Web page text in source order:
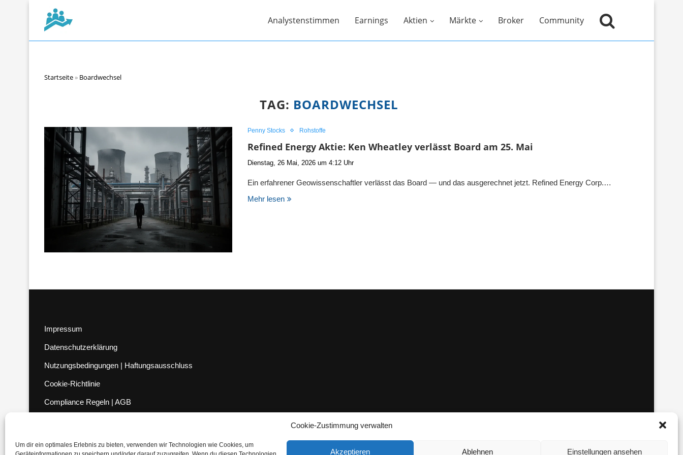
Cookie-Zustimmung verwalten
Um dir ein optimales Erlebnis zu bieten, verwenden wir Technologien wie Cookies, um
Akzeptieren Ablehnen Einstellungen ansehen
Analystenstimmen Earnings Aktien Märkte Broker Community
Startseite» Boardwechsel
TAG: BOARDWECHSEL
Penny Stocks Rohstoffe
Refined Energy Aktie: Ken Wheatley verlässt Board am 25. Mai
Dienstag, 26 Mai, 2026 um 4:12 Uhr
Ein erfahrener Geowissenschaftler verlässt das Board — und das ausgerechnet jetzt. Refined Energy Corp.…
Mehr lesen
Impressum
Datenschutzerklärung
Nutzungsbedingungen | Haftungsausschluss
Cookie-Richtlinie
Compliance Regeln | AGB